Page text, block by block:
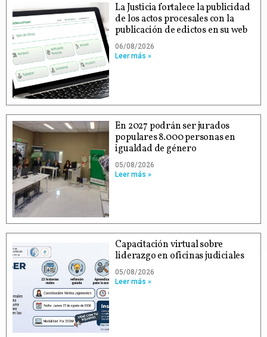
La Justicia fortalece la publicidad
de los actos procesales con la
publicación de edictos en su web
06/08/2026
Leer más »
En 2027 podrán ser jurados
populares 8.000 personas en
igualdad de género
05/08/2026
Leer más »
Capacitación virtual sobre
liderazgo en oficinas judiciales
05/08/2026
Leer más »